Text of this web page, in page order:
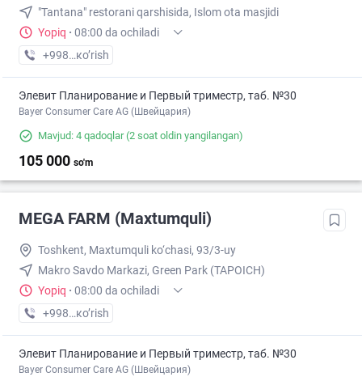
"Tantana" restorani qarshisida, Islom ota masjidi
Yopiq · 08:00 da ochiladi
+998 (55) XXX-XX-XX
кo’rish
Элевит Планирование и Первый триместр, таб. №30
Bayer Consumer Care AG (Швейцария)
Mavjud: 4 qadoqlar(2 soat oldin yangilangan)
105 000 so'm
MEGA FARM (Maxtumquli)
Toshkent, Maxtumquli ko‘chasi, 93/3-uy
Makro Savdo Markazi, Green Park (TAPOICH)
Yopiq · 08:00 da ochiladi
+998 (55) XXX-XX-XX
кo’rish
Элевит Планирование и Первый триместр, таб. №30
Bayer Consumer Care AG (Швейцария)